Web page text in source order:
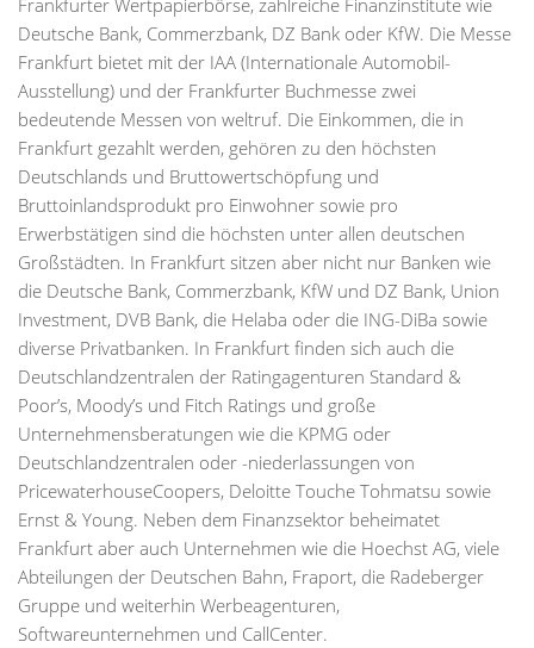
Frankfurter Wertpapierbörse, zahlreiche Finanzinstitute wie
Deutsche Bank, Commerzbank, DZ Bank oder KfW. Die Messe
Frankfurt bietet mit der IAA (Internationale Automobil-
Ausstellung) und der Frankfurter Buchmesse zwei
bedeutende Messen von weltruf. Die Einkommen, die in
Frankfurt gezahlt werden, gehören zu den höchsten
Deutschlands und Bruttowertschöpfung und
Bruttoinlandsprodukt pro Einwohner sowie pro
Erwerbstätigen sind die höchsten unter allen deutschen
Großstädten. In Frankfurt sitzen aber nicht nur Banken wie
die Deutsche Bank, Commerzbank, KfW und DZ Bank, Union
Investment, DVB Bank, die Helaba oder die ING-DiBa sowie
diverse Privatbanken. In Frankfurt finden sich auch die
Deutschlandzentralen der Ratingagenturen Standard &
Poor’s, Moody’s und Fitch Ratings und große
Unternehmensberatungen wie die KPMG oder
Deutschlandzentralen oder -niederlassungen von
PricewaterhouseCoopers, Deloitte Touche Tohmatsu sowie
Ernst & Young. Neben dem Finanzsektor beheimatet
Frankfurt aber auch Unternehmen wie die Hoechst AG, viele
Abteilungen der Deutschen Bahn, Fraport, die Radeberger
Gruppe und weiterhin Werbeagenturen,
Softwareunternehmen und CallCenter.